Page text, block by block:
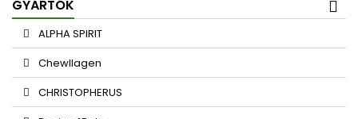
GYÁRTÓK
ALPHA SPIRIT
Chewllagen
CHRISTOPHERUS